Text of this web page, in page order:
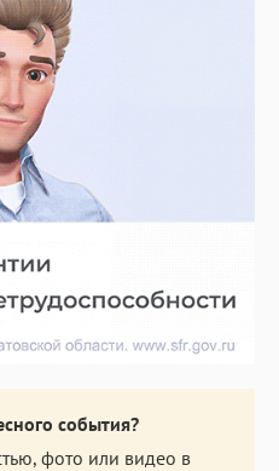
события?
фото или видео в